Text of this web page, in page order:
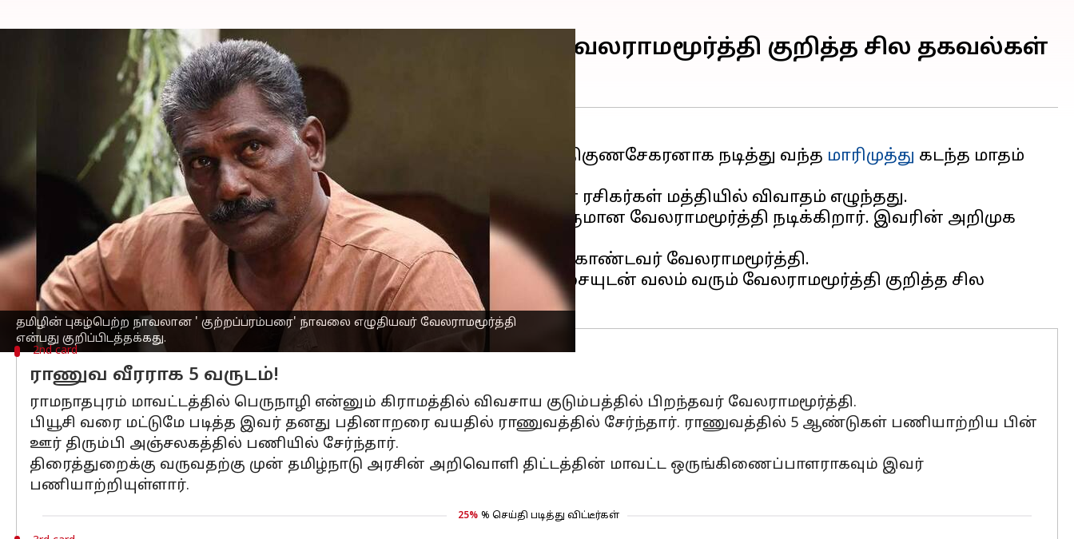
தமிழின் புகழ்பெற்ற நாவலான ' குற்றப்பரம்பரை' நாவலை எழுதியவர் வேலராமமூர்த்தி
என்பது குறிப்பிடத்தக்கது.
எதிர்நீச்சலில் ஆதிகுணசேகரனாக நடிக்கும் வேலராமமூர்த்தி குறித்த சில தகவல்கள்
Oct 05, 2023 04:03 pm
செய்தி முன்னோட்டம்
சன் தொலைக்காட்சியில்ஒளிபரப்பாகும் எதிர்நீச்சல் தொடரில் ஆதிகுணசேகரனாக நடித்து வந்த மாரிமுத்து கடந்த மாதம்
திடீர் மாரடைப்பால் உயிரிழந்தார்.
இந்நிலையில் ஆதிகுணசேகரனாக யார்நடிக்கப்போகிறார்கள் என ரசிகர்கள் மத்தியில் விவாதம் எழுந்தது.
தற்போது ஆதிகுணசேகரன் கதாபாத்திரத்தில் எழுத்தாளரும், நடிகருமான வேலராமமூர்த்தி நடிக்கிறார். இவரின் அறிமுக
காட்சிகள் நேற்று ஒளிபரப்பானது.
முன்னாள் ராணுவ வீரர், எழுத்தாளர்,நடிகர்என பன்முகத் தன்மை கொண்டவர் வேலராமமூர்த்தி.
வெளிப்படையான பேச்சு, ஆஜானுபாகுவான தோற்றம், முறுக்கு மீசையுடன் வலம் வரும் வேலராமமூர்த்தி குறித்த சில
2nd card
ராணுவ வீரராக 5 வருடம்!
ராமநாதபுரம் மாவட்டத்தில் பெருநாழி என்னும் கிராமத்தில் விவசாய குடும்பத்தில் பிறந்தவர் வேலராமமூர்த்தி.
பியூசி வரை மட்டுமே படித்த இவர் தனது பதினாறரை வயதில் ராணுவத்தில் சேர்ந்தார். ராணுவத்தில் 5 ஆண்டுகள் பணியாற்றிய பின்
ஊர் திரும்பி அஞ்சலகத்தில் பணியில் சேர்ந்தார்.
திரைத்துறைக்கு வருவதற்கு முன் தமிழ்நாடு அரசின் அறிவொளி திட்டத்தின் மாவட்ட ஒருங்கிணைப்பாளராகவும் இவர்
பணியாற்றியுள்ளார்.
25% % செய்தி படித்து விட்டீர்கள்